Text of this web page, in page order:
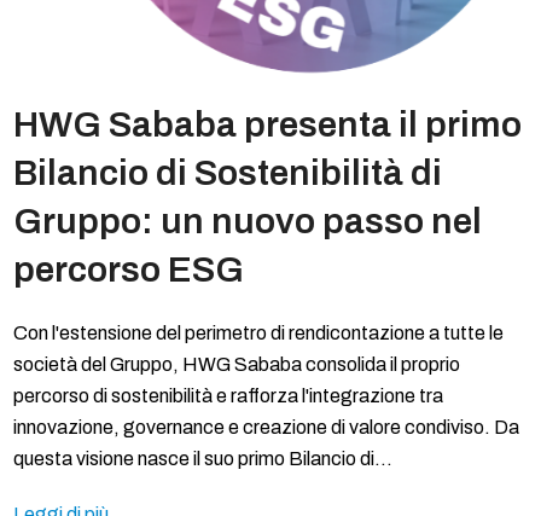
HWG Sababa presenta il primo
Bilancio di Sostenibilità di
Gruppo: un nuovo passo nel
percorso ESG
Con l'estensione del perimetro di rendicontazione a tutte le
società del Gruppo, HWG Sababa consolida il proprio
percorso di sostenibilità e rafforza l'integrazione tra
innovazione, governance e creazione di valore condiviso. Da
questa visione nasce il suo primo Bilancio di…